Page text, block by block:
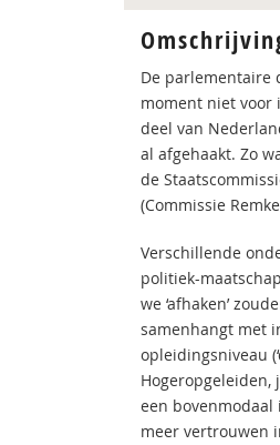
De parlementaire
moment niet voor
deel van
al afgehaakt. Zo
de
(Commissie
Verschillende
politiek-
we ‘afhaken’
samenhangt met
opleidingsniveau
Hogeropgeleiden,
een bovenmodaal
meer vertrouwen